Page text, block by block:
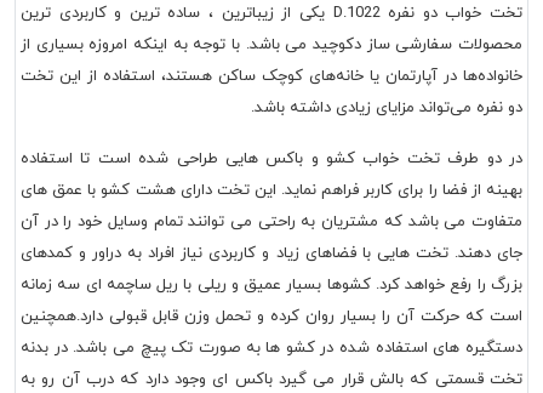
تخت خواب دو نفره D.1022 یکی از زیباترین ، ساده ترین و کاربردی ترین
محصولات سفارشی ساز دکوچید می باشد. با توجه به اینکه امروزه بسیاری از
خانواده‌ها در آپارتمان یا خانه‌های کوچک ساکن هستند، استفاده از این تخت
دو نفره می‌تواند مزایای زیادی داشته باشد.
در دو طرف تخت خواب کشو و باکس هایی طراحی شده است تا استفاده
بهینه از فضا را برای کاربر فراهم نماید. این تخت دارای هشت کشو با عمق های
متفاوت می باشد که مشتریان به راحتی می توانند تمام وسایل خود را در آن
جای دهند. تخت هایی با فضاهای زیاد و کاربردی نیاز افراد به دراور و کمدهای
بزرگ را رفع خواهد کرد. کشوها بسیار عمیق و ریلی با ریل ساچمه ای سه زمانه
است که حرکت آن را بسیار روان کرده و تحمل وزن قابل قبولی دارد.همچنین
دستگیره های استفاده شده در کشو ها به صورت تک پیچ می باشد. در بدنه
تخت قسمتی که بالش قرار می گیرد باکس ای وجود دارد که درب آن رو به